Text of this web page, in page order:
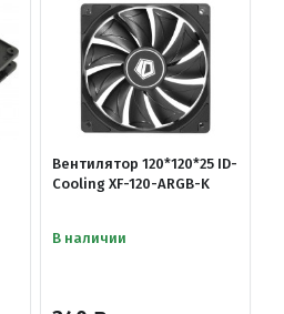
Вентилятор 120*120*25 ID-
Cooling XF-120-ARGB-K
В наличии